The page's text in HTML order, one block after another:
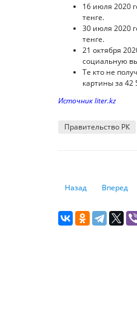
16 июля 2020
тенге.
30 июля 2020
тенге.
21 октября
социальную
Те кто не
картины за 42
Источник liter.kz
Правительство РК
Предыдущий:
Назад Вперед